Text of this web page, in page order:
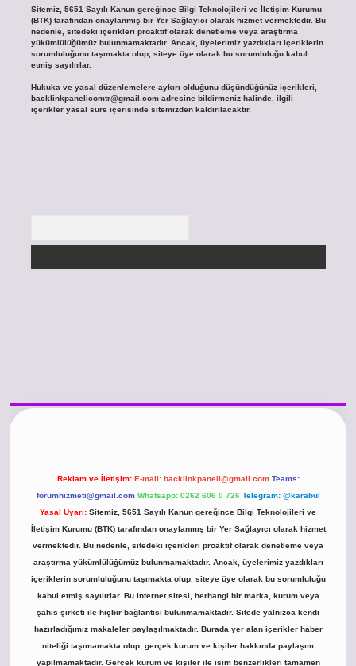
Sitemiz, 5651 Sayılı Kanun gereğince Bilgi Teknolojileri ve İletişim Kurumu
(BTK) tarafından onaylanmış bir Yer Sağlayıcı olarak hizmet vermektedir. Bu
nedenle, sitedeki içerikleri proaktif olarak denetleme veya araştırma
yükümlülüğümüz bulunmamaktadır. Ancak, üyelerimiz yazdıkları içeriklerin
sorumluluğunu taşımakta olup, siteye üye olarak bu sorumluluğu kabul
etmiş sayılırlar.
Hukuka ve yasal düzenlemelere aykırı olduğunu düşündüğünüz içerikleri,
backlinkpanelicomtr@gmail.comadresine bildirmeniz halinde, ilgili
içerikler yasal süre içerisinde sitemizden kaldırılacaktır.
Reklam ve İletişim: E-mail: backlinkpaneli@gmail.com Teams:
forumhizmeti@gmail.com Whatsapp: 0262 606 0 726 Telegram: @karabul
Yasal Uyarı: Sitemiz, 5651 Sayılı Kanun gereğince Bilgi Teknolojileri ve
İletişim Kurumu (BTK) tarafından onaylanmış bir Yer Sağlayıcı olarak hizmet
vermektedir. Bu nedenle, sitedeki içerikleri proaktif olarak denetleme veya
araştırma yükümlülüğümüz bulunmamaktadır. Ancak, üyelerimiz yazdıkları
içeriklerin sorumluluğunu taşımakta olup, siteye üye olarak bu sorumluluğu
kabul etmiş sayılırlar. Bu internet sitesi, herhangi bir marka, kurum veya
şahıs şirketi ile hiçbir bağlantısı bulunmamaktadır. Sitede yalnızca kendi
hazırladığımız makaleler paylaşılmaktadır. Burada yer alan içerikler haber
niteliği taşımamakta olup, gerçek kurum ve kişiler hakkında paylaşım
yapılmamaktadır. Gerçek kurum ve kişiler ile isim benzerlikleri tamamen